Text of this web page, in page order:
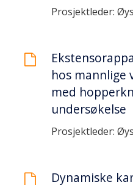
Prosjektleder:
hos mannlige
med
undersøkelse
Prosjektleder:
Dynamiske